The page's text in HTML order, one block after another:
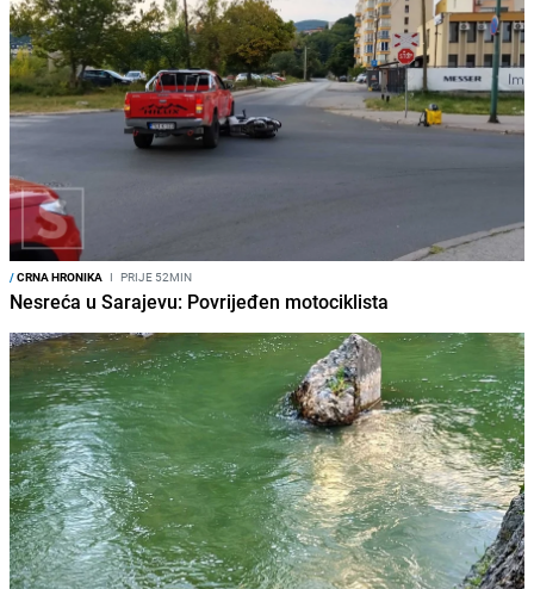
/CRNA HRONIKA I PRIJE 52MIN
Nesreća u Sarajevu: Povrijeđen motociklista